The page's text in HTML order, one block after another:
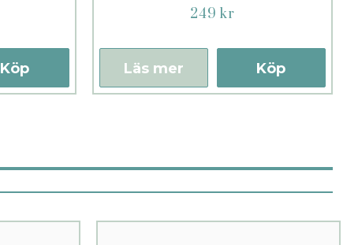
Köp
249 kr
Köp
Läs mer